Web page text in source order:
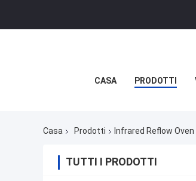
CASA PRODOTTI
Casa Prodotti Infrared Reflow
TUTTI I PRODOTTI